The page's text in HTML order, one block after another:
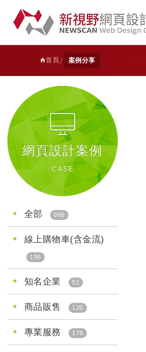
首頁/ 案例分享
網頁設計案例
CASE
全部 968
線上購物車(含金流)
196
知名企業 51
商品販售 120
專業服務 179